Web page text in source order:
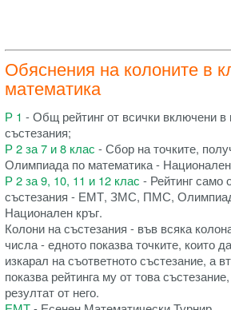
Обяснения на колоните в
математика
Р 1 - Общ рейтинг от всички включени в
състезания;
Р 2 за 7 и 8 клас - Сбор на точките,
Олимпиада по математика - Национален
Р 2 за 9, 10, 11 и 12 клас - Рейтинг само
състезания - ЕМТ, ЗМС, ПМС,
Национален кръг.
Колони на състезания - във всяка
числа - едното показва точките, които
изкарал на съответното състезание, а
показва рейтинга му от това
резултат от него.